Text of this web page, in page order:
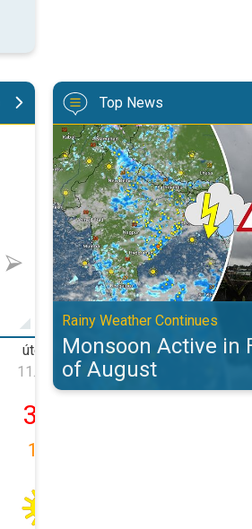
Morning
27°
20 %
35
úterý
úterý 11. 08.
11. 08.
34
19
středa
12. 08.
Top News
Monsoon Active in First Week
Rainy Weather Continues
Monsoon Active in
of August